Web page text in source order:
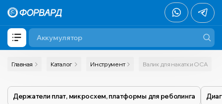
Главная Каталог Инструмент Валик для накатки ОСА
Держатели плат, микросхем, платформы для реболинга